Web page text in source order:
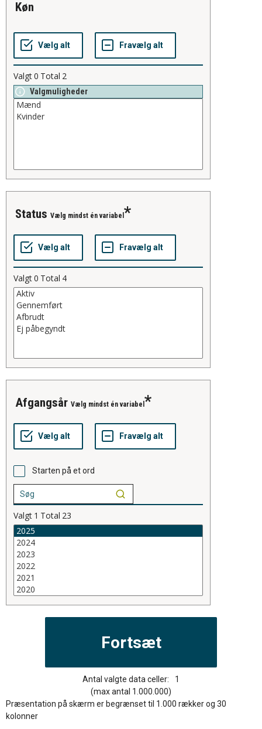
køn
Valgt0 Total 2
Valgmuligheder
status Vælg mindst én variabel
Valgt0 Total 4
afgangsår Vælg mindst én variabel
Starten på et ord
Valgt 1 Total 23
Antal valgte data celler:
1
(max antal 1.000.000)
Præsentation på skærm er begrænset til 1.000 rækker og 30
kolonner